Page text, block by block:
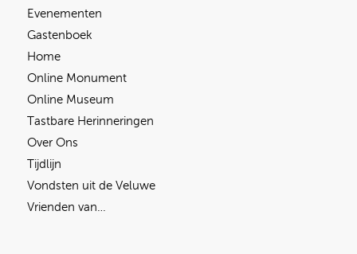
Evenementen
Gastenboek
Home
Online Monument
Online Museum
Tastbare Herinneringen
Over Ons
Tijdlijn
Vondsten uit de Veluwe
Vrienden van…